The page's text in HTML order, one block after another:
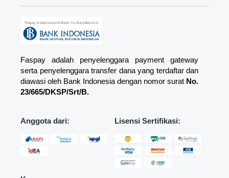
Faspay adalah penyelenggara payment gateway
serta penyelenggara transfer dana yang terdaftar dan
diawasi oleh Bank Indonesia dengan nomor surat No.
23/665/DKSP/Srt/B.
Anggota dari: Lisensi Sertifikasi: